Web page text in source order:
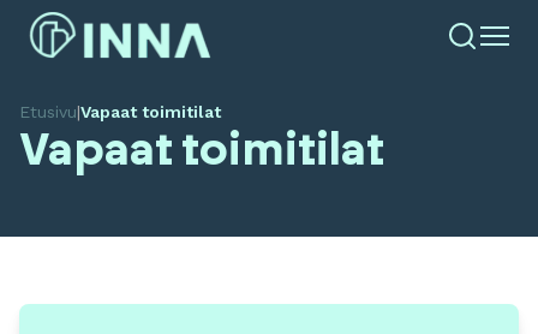
Etusivu|Vapaat toimitilat
Vapaat toimitilat